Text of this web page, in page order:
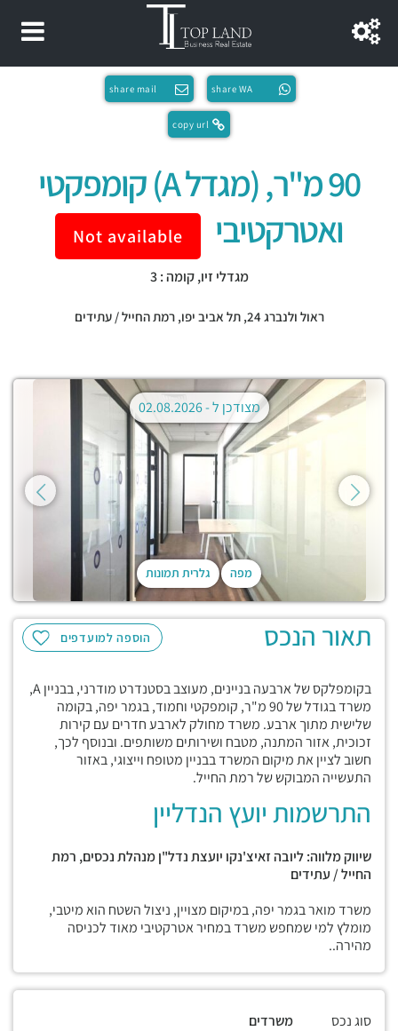
share WA
share mail
copy url
90 מ"ר, (מגדל A) קומפקטי
ואטרקטיבי
Not available
מגדלי זיו, קומה : 3
ראול ולנברג 24, תל אביב יפו,רמת החייל / עתידים
מפה גלרית תמונות
מצודכן ל -02.08.2026
הוספה למועדפים תאור הנכס
בקומפלקס של ארבעה בניינים, מעוצב בסטנדרט מודרני, בבניין A,
משרד בגודל של 90 מ"ר, קומפקטי וחמוד, בגמר יפה, בקומה
שלישית מתוך ארבע. משרד מחולק לארבע חדרים עם קירות
זכוכית, אזור המתנה, מטבח ושירותים משותפים. ובנוסף לכך,
חשוב לציין את מיקום המשרד בבניין מטופח וייצוגי, באזור
התעשייה המבוקש של רמת החייל.
התרשמות יועץ הנדליין
שיווק מלווה: ליובה זאיצ'נקו יועצת נדל"ן מנהלת נכסים, רמת
החייל / עתידים
משרד מואר בגמר יפה, במיקום מצויין, ניצול השטח הוא מיטבי,
מומלץ למי שמחפש משרד במחיר אטרקטיבי מאוד לכניסה
מהירה..
סוג נכס
משרדים